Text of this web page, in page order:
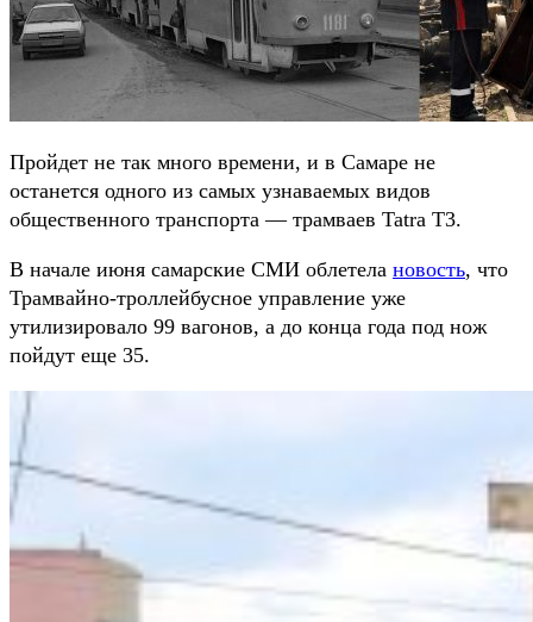
Пройдет не так много времени, и в Самаре не
останется одного из самых узнаваемых видов
общественного транспорта — трамваев Tatra Т3.
В начале июня самарские СМИ облетела новость, что
Трамвайно-троллейбусное управление уже
утилизировало 99 вагонов, а до конца года под нож
пойдут еще 35.